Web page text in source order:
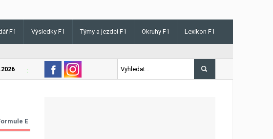
F1 Výsledky F1 Týmy a jezdci F1 Okruhy F1 Lexikon F1
Lando Norris v Maďarsku letos poprvé vyhrál kvalifikaci
E